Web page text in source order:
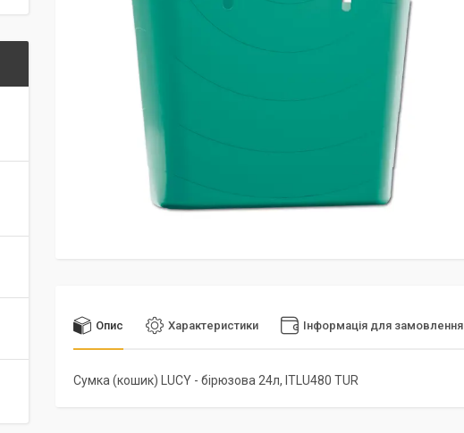
Опис Характеристики Інформація для замовлення
Сумка (кошик) LUCY - бірюзова 24л, ITLU480 TUR